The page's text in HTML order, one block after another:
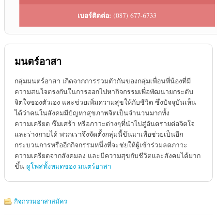
เบอร์ติดต่อ: (087) 677-6733
มนตร์อาสา
กลุ่มมนตร์อาสา เกิดจากการรวมตัวกันของกลุ่มเพื่อนพี่น้องที่มี
ความสนใจตรงกันในการออกไปหากิจกรรมเพื่อพัฒนายกระดับ
จิตใจของตัวเอง และช่วยเพิ่มความสุขให้กับชีวิต ซึ่งปัจจุบันเห็น
ได้ว่าคนในสังคมมีปัญหาสุขภาพจิตเป็นจำนวนมากทั้ง
ความเครียด ซึมเศร้า หรือภาวะต่างๆที่นำไปสู่อันตรายต่อจิตใจ
และร่างกายได้ พวกเราจึงจัดตั้งกลุ่มนี้ขึนมาเพื่อช่วยเป็นอีก
กระบวนการหรืออีกกิจกรรมหนึ่งที่จะช่ยให้ผู้เข้าร่วมลดภาวะ
ความเครียดจากสังคมลง และมีความสุขกับชีวิตและสังคมได้มาก
ขึ้น ดูโพสทั้งหมดของ มนตร์อาสา
กิจกรรมอาสาสมัคร